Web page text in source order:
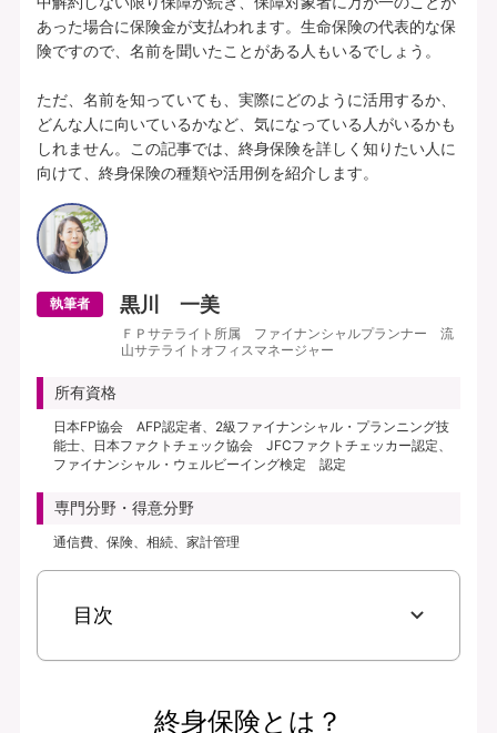
あった場合に保険金が支払われます。生命保険の代表的な保
険ですので、名前を聞いたことがある人もいるでしょう。
ただ、名前を知っていても、実際にどのように活用するか、
どんな人に向いているかなど、気になっている人がいるかも
しれません。この記事では、終身保険を詳しく知りたい人に
執筆者 黒川 一美
ＦＰサテライト所属 ファイナンシャルプランナー 流
山サテライトオフィスマネージャー
所有資格
日本FP協会 AFP認定者、2級ファイナンシャル・プランニング技
能士、日本ファクトチェック協会 JFCファクトチェッカー認定、
ファイナンシャル・ウェルビーイング検定 認定
専門分野・得意分野
通信費、保険、相続、家計管理
目次
終身保険とは？